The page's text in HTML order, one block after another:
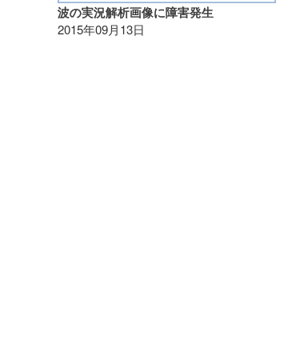
波の実況解析画像に障害発生
2015年09月13日